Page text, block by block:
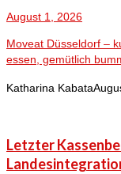
August 1, 2026
Moveat Düsseldorf –
essen, gemütlich
Katharina Kabata
Letzter